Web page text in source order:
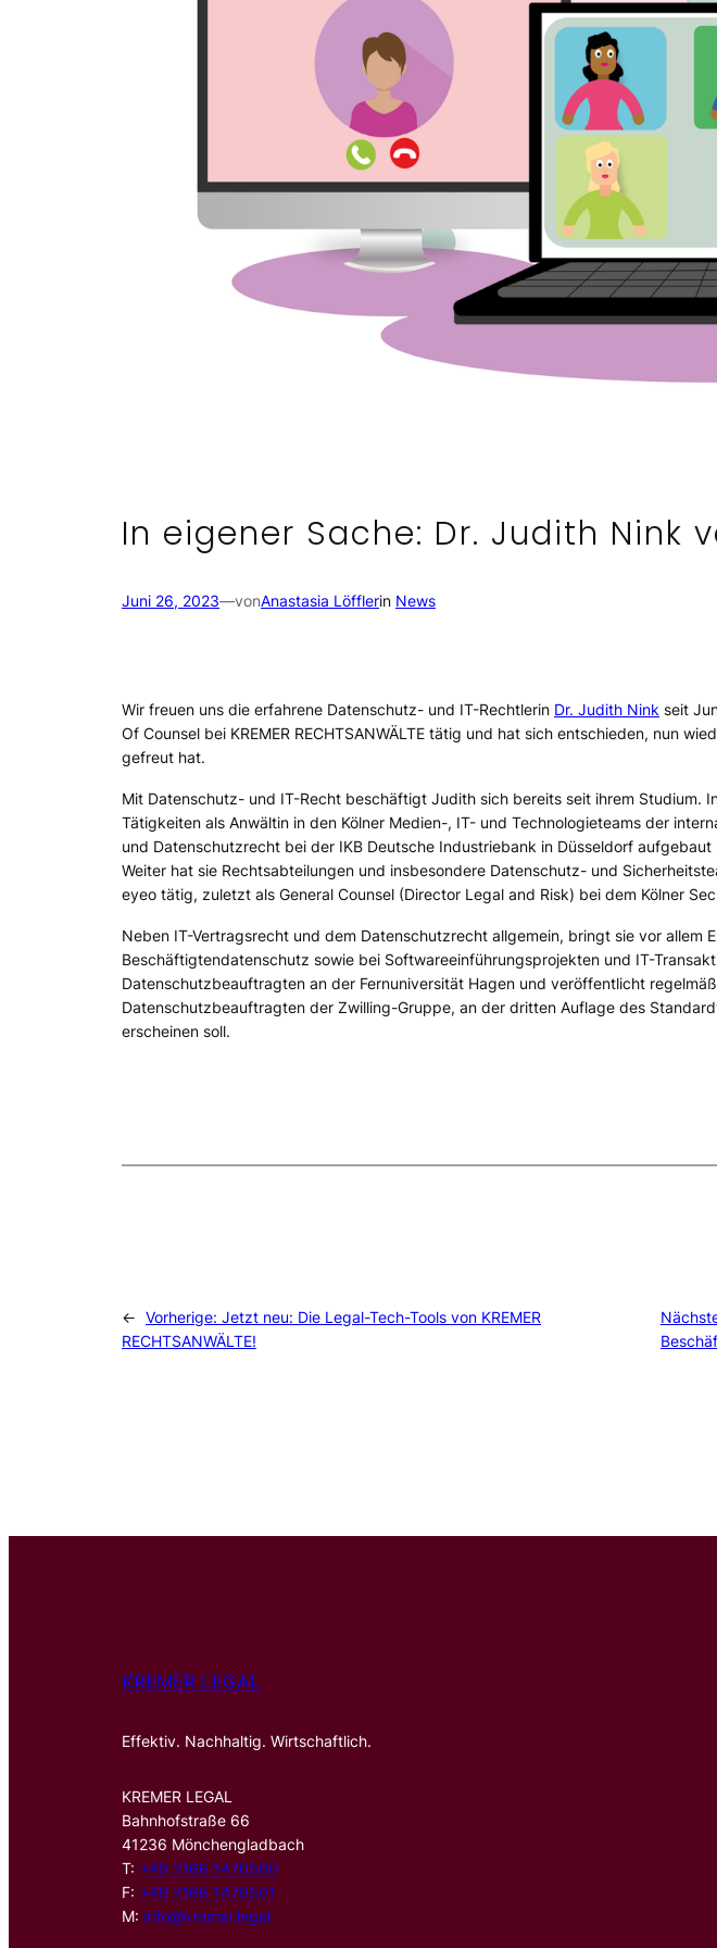
In eigener Sache: Dr. Judith Nink
Juni 26, 2023—vonAnastasia Löfflerin News
Wir freuen uns die erfahrene Datenschutz- und IT-Rechtlerin Dr. Judith Nink seit
Of Counsel bei KREMER RECHTSANWÄLTE tätig und hat sich entschieden, nun
gefreut hat.
Mit Datenschutz- und IT-Recht beschäftigt Judith sich bereits seit ihrem Studium.
Tätigkeiten als Anwältin in den Kölner Medien-, IT- und Technologieteams der
und Datenschutzrecht bei der IKB Deutsche Industriebank in Düsseldorf
Weiter hat sie Rechtsabteilungen und insbesondere Datenschutz- und
eyeo tätig, zuletzt als General Counsel (Director Legal and Risk) bei dem Kölner
Neben IT-Vertragsrecht und dem Datenschutzrecht allgemein, bringt sie vor
Beschäftigtendatenschutz sowie bei Softwareeinführungsprojekten und IT-
Datenschutzbeauftragten an der Fernuniversität Hagen und veröffentlicht
Datenschutzbeauftragten der Zwilling-Gruppe, an der dritten Auflage des
erscheinen soll.
← Vorherige: Jetzt neu: Die Legal-Tech-Tools von KREMER
RECHTSANWÄLTE!
KREMER LEGAL
Effektiv. Nachhaltig. Wirtschaftlich.
KREMER LEGAL
Bahnhofstraße 66
41236 Mönchengladbach
T: +49 2166 1470500
F: +49 2166 1470501
M: info@kremer.legal